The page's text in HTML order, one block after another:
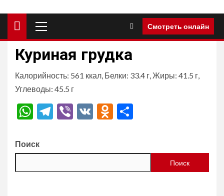
меню
Смотреть онлайн
Куриная грудка
Калорийность: 561 ккал, Белки: 33.4 г, Жиры: 41.5 г,
Углеводы: 45.5 г
WhatsApp
Telegram
Viber
VK Odnoklassniki
Поиск
Поиск